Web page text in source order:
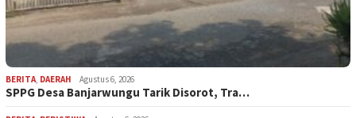
BERITA DAERAH Agustus 6, 2026
SPPG Desa Banjarwungu Tarik Disorot, Tra…